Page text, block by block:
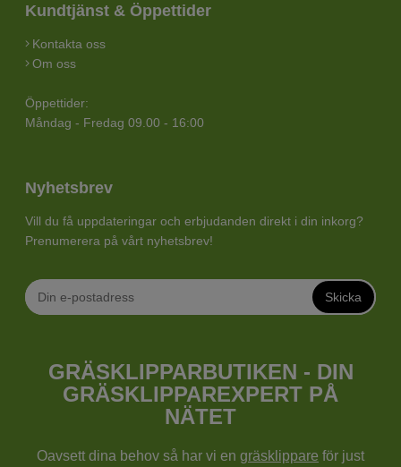
Kundtjänst & Öppettider
Kontakta oss
Om oss
Öppettider:
Måndag - Fredag 09.00 - 16:00
Nyhetsbrev
Vill du få uppdateringar och erbjudanden direkt i din inkorg?
Prenumerera på vårt nyhetsbrev!
Skicka
GRÄSKLIPPARBUTIKEN - DIN
GRÄSKLIPPAREXPERT PÅ
NÄTET
Oavsett dina behov så har vi en gräsklippare för just